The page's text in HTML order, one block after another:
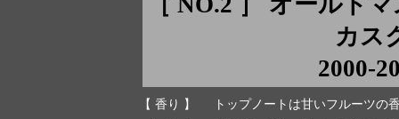
カス
2000-
【 香り 】
トップノートは甘いフルーツの